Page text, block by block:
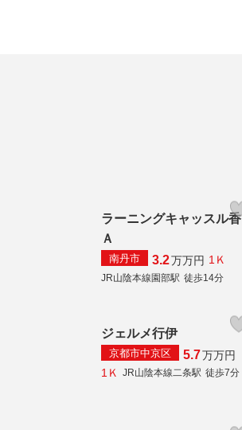
ラーニングキャッスル香
Ａ
南丹市 3.2万万円 1Ｋ
JR山陰本線園部駅 徒歩14分
ジェルメ行伊
京都市中京区 5.7万万円
1Ｋ
JR山陰本線二条駅 徒歩7分